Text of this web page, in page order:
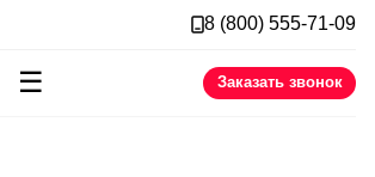
8 (800) 555-71-09
☰ Заказать звонок